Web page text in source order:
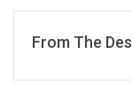
From The